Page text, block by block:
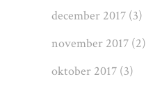
december 2017 (3)
november 2017 (2)
oktober 2017 (3)